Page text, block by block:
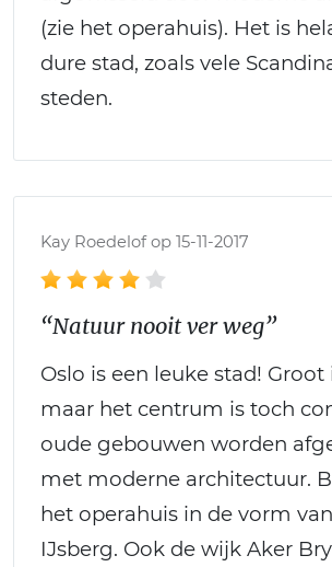
(zie het operahuis). Het is
dure stad, zoals vele
steden.
Kay Roedelof op 15-11-2017
“Natuur nooit ver weg”
Oslo is een leuke stad!
maar het centrum is toch
oude gebouwen worden
met moderne architectuur.
het operahuis in de vorm
IJsberg. Ook de wijk Aker